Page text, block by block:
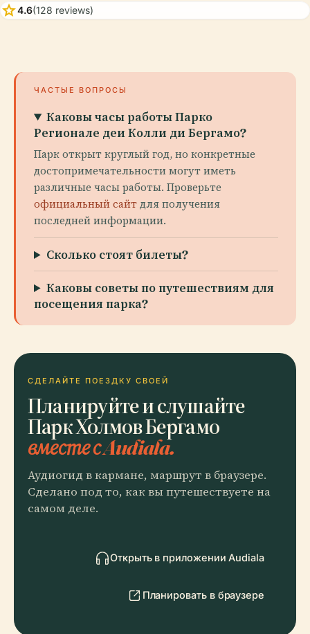
star4.6(128 reviews)
ЧАСТЫЕ ВОПРОСЫ
Каковы часы работы Парко
Регионале деи Колли ди Бергамо?
Парк открыт круглый год, но конкретные
достопримечательности могут иметь
различные часы работы. Проверьте
официальный сайтдля получения
последней информации.
Сколько стоят билеты?
Каковы советы по путешествиям для
посещения парка?
СДЕЛАЙТЕ ПОЕЗДКУ СВОЕЙ
Планируйте и слушайте
Парк Холмов Бергамо
вместе с Audiala.
Аудиогид в кармане, маршрут в браузере.
Сделано под то, как вы путешествуете на
самом деле.
Открыть в приложении Audiala
Планировать в браузере